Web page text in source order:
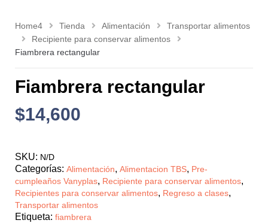
Home4 Tienda Alimentación
Transportar alimentos
Recipiente para conservar alimentos
Fiambrera rectangular
Fiambrera rectangular
$14,600
SKU: N/D
Categorías: Alimentación, Alimentacion TBS, Pre-
cumpleaños Vanyplas, Recipiente para conservar alimentos,
Recipientes para conservar alimentos, Regreso a clases,
Transportar alimentos
Etiqueta: fiambrera